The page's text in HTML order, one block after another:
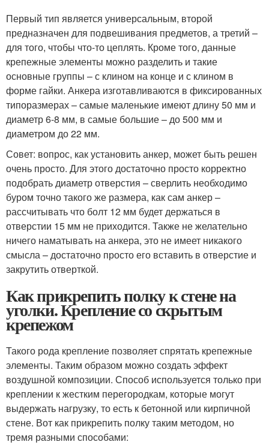
Первый тип является универсальным, второй
предназначен для подвешивания предметов, а третий –
для того, чтобы что-то цеплять. Кроме того, данные
крепежные элементы можно разделить и такие
основные группы – с клином на конце и с клином в
форме гайки. Анкера изготавливаются в фиксированных
типоразмерах – самые маленькие имеют длину 50 мм и
диаметр 6-8 мм, в самые большие – до 500 мм и
диаметром до 22 мм.
Совет: вопрос, как установить анкер, может быть решен
очень просто. Для этого достаточно просто корректно
подобрать диаметр отверстия – сверлить необходимо
буром точно такого же размера, как сам анкер –
рассчитывать что болт 12 мм будет держаться в
отверстии 15 мм не приходится. Также не желательно
ничего наматывать на анкера, это не имеет никакого
смысла – достаточно просто его вставить в отверстие и
закрутить отверткой.
Как прикрепить полку к стене на
уголки. Крепление со скрытым
крепежом
Такого рода крепление позволяет спрятать крепежные
элементы. Таким образом можно создать эффект
воздушной композиции. Способ используется только при
креплении к жестким перегородкам, которые могут
выдержать нагрузку, то есть к бетонной или кирпичной
стене. Вот как прикрепить полку таким методом, но
тремя разными способами: